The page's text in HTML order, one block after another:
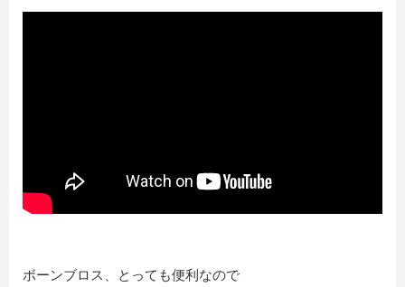
ボーンブロス、とっても便利なので